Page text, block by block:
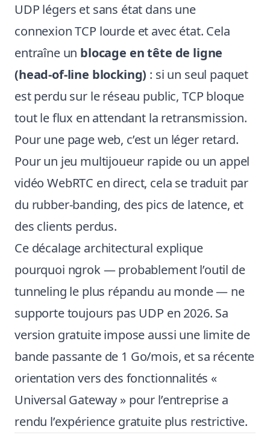
UDP légers et sans état dans une
connexion TCP lourde et avec état. Cela
entraîne un blocage en tête de ligne
(head-of-line blocking) : si un seul paquet
est perdu sur le réseau public, TCP bloque
tout le flux en attendant la retransmission.
Pour une page web, c’est un léger retard.
Pour un jeu multijoueur rapide ou un appel
vidéo WebRTC en direct, cela se traduit par
du rubber-banding, des pics de latence, et
des clients perdus.
Ce décalage architectural explique
pourquoi ngrok — probablement l’outil de
tunneling le plus répandu au monde — ne
supporte toujours pas UDP en 2026. Sa
version gratuite impose aussi une limite de
bande passante de 1 Go/mois, et sa récente
orientation vers des fonctionnalités «
Universal Gateway » pour l’entreprise a
rendu l’expérience gratuite plus restrictive.